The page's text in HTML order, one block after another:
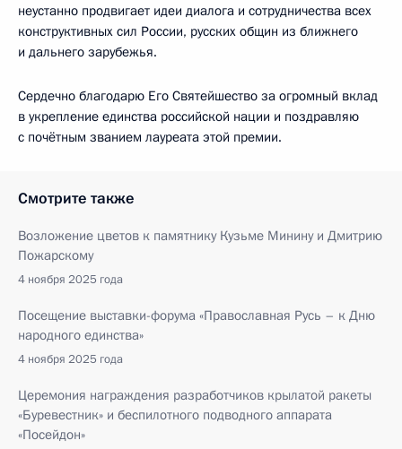
неустанно продвигает идеи диалога и сотрудничества всех
конструктивных сил России, русских общин из ближнего
и дальнего зарубежья.
Сердечно благодарю Его Святейшество за огромный вклад
в укрепление единства российской нации и поздравляю
с почётным званием лауреата этой премии.
Смотрите также
Возложение цветов к памятнику Кузьме Минину и Дмитрию
Пожарскому
4 ноября 2025 года
Посещение выставки-форума «Православная Русь – к Дню
народного единства»
4 ноября 2025 года
Церемония награждения разработчиков крылатой ракеты
«Буревестник» и беспилотного подводного аппарата
«Посейдон»